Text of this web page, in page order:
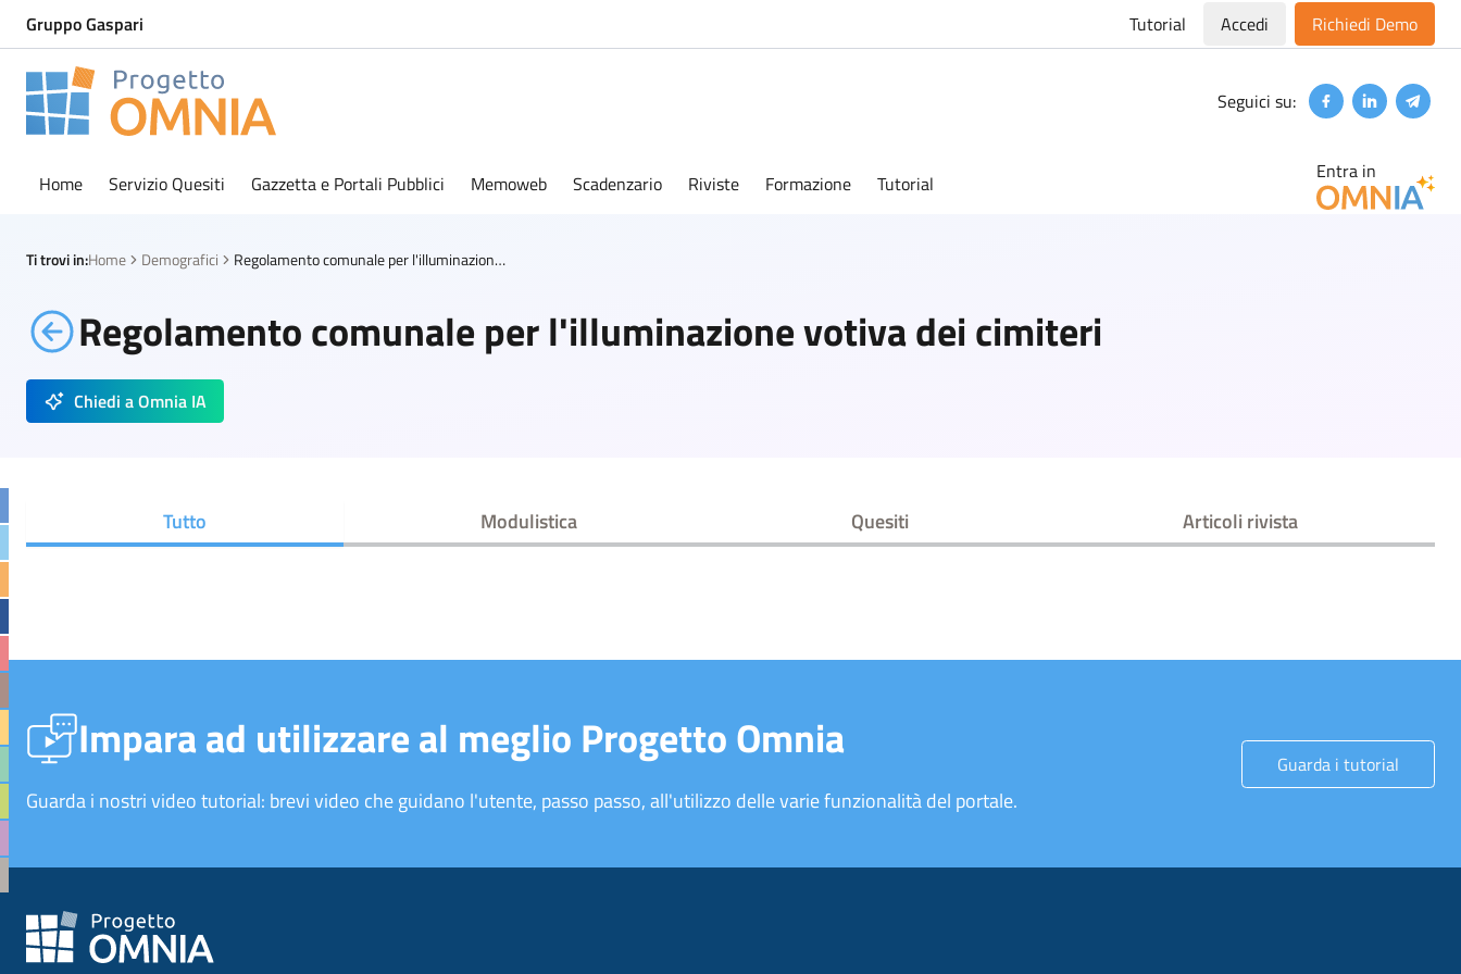
Gruppo Gaspari Tutorial Accedi Richiedi Demo
Progetto Omnia
Seguici su: FacebookLinkedin
Home Servizio Quesiti Gazzetta e Portali Pubblici Memoweb Scadenzario Riviste Formazione Tutorial Entra in
Ti trovi in:Home Demografici Regolamento comunale per l'illuminazione votiva dei cimiteri
Regolamento comunale per l'illuminazione votiva dei cimiteri
Chiedi a Omnia IA
Tutto Modulistica Quesiti Articoli rivista
Impara ad utilizzare al meglio Progetto Omnia
Guarda i nostri video tutorial: brevi video che guidano l'utente, passo passo, all'utilizzo delle varie funzionalità del portale.
Guarda i tutorial